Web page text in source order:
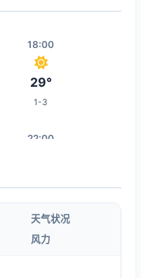
18:00
29°
1-3
22:00
02:00
天气状况
风力